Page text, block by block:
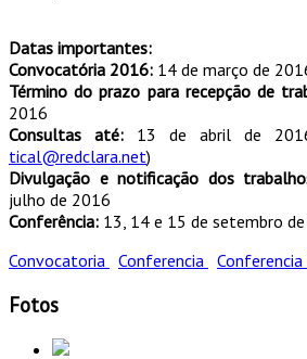
Datas importantes:
Convocatória 2016: 14 de março de
Término do prazo para recepção de
2016
Consultas até: 13 de abril de
tical@redclara.net)
Divulgação e notificação dos
julho de 2016
Conferência: 13, 14 e 15 de setembro
Convocatoria Conferencia
Fotos